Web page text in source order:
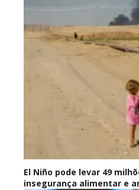
El Niño pode levar 49
insegurança alimentar e